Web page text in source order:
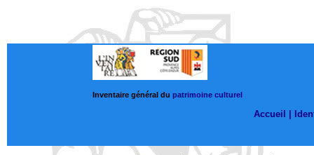
Inventaire général du patrimoine culturel
Accueil |